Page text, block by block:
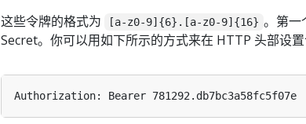
这些令牌的格式为
[a-z0-9]{6}.[a-z0-9]{16} 。第一
Secret。你可以用如下所示的方式来在 HTTP 头部设置